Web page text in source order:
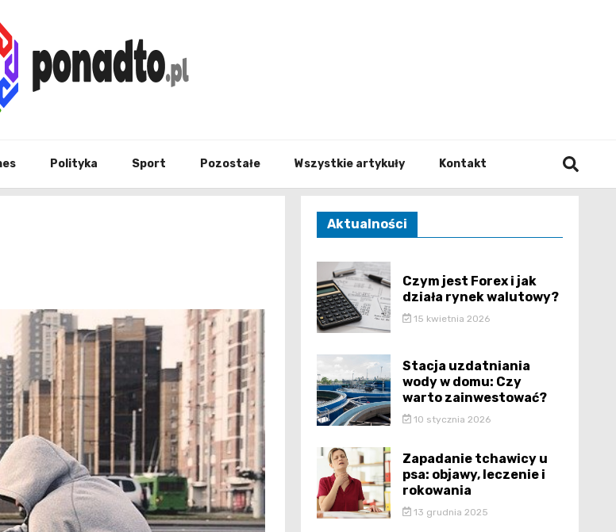
Polityka Sport Pozostałe Wszystkie artykuły Kontakt
Aktualności
Czym jest Forex i jak
działa rynek walutowy?
15 kwietnia 2026
Stacja uzdatniania
wody w domu: Czy
warto zainwestować?
10 stycznia 2026
Zapadanie tchawicy u
psa: objawy, leczenie i
rokowania
13 grudnia 2025